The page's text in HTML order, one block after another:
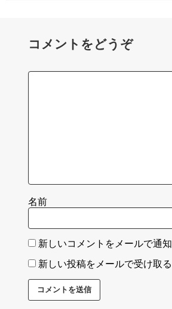
コメントをどうぞ
名前
新しいコメントをメールで通知
新しい投稿をメールで受け取る